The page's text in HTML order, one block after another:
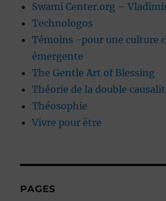
Swami Center.org –
Technologos
Témoins -pour une culture
émergente
The Gentle Art of Blessing
Théorie de la double
Théosophie
Vivre pour être
PAGES